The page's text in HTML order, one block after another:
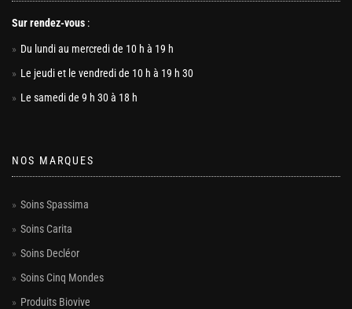
Sur rendez-vous :
Du lundi au mercredi de 10 h à 19 h
Le jeudi et le vendredi de 10 h à 19 h 30
Le samedi de 9 h 30 à 18 h
NOS MARQUES
Soins Spassima
Soins Carita
Soins Decléor
Soins Cinq Mondes
Produits Biovive